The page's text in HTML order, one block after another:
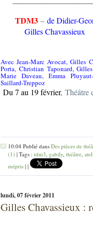
TDM3 – de Didier-
Gilles Chavassieux
Avec Jean-Marc Avocat, Gilles
Porta, Christian Taponard,
Marie Daveau, Emma
Saillard-Treppoz
Du 7 au 19 février, Théâtre
10:04 Publié dans Des pièces de
(1) | Tags : tdm3, gabily, théâtre,
mépris | |
lundi, 07 février 2011
Gilles Chavassieux :